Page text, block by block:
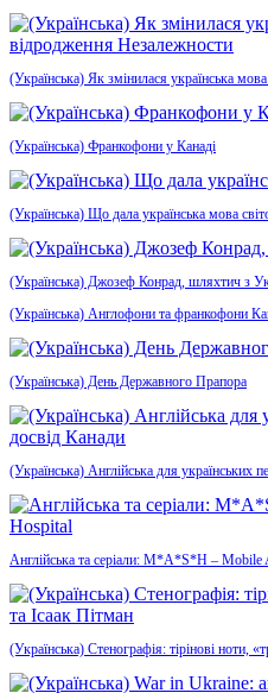
(Українська) Як змінилася українська
(Українська) Франкофони у Канаді
(Українська) Що дала українська мова
(Українська) Джозеф Конрад, шляхтич з
(Українська) Англофони та франкофони
(Українська) День Державного Прапора
(Українська) Англійська для українських
Англійська та серіали: M*A*S*H –
(Українська) Стенографія: тірінові ноти,